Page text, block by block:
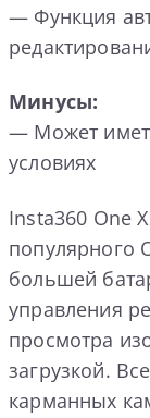
— Функция
Минусы:
— Может
условиях
Insta360 One
популярного
большей
управления
просмотра
загрузкой.
карманных